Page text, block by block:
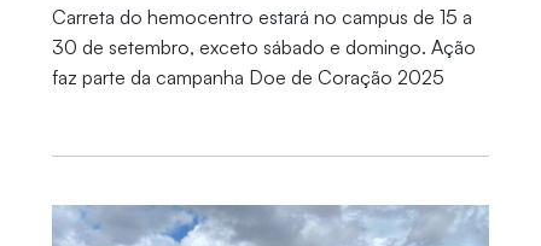
Carreta do hemocentro estará no campus de 15 a
30 de setembro, exceto sábado e domingo. Ação
faz parte da campanha Doe de Coração 2025